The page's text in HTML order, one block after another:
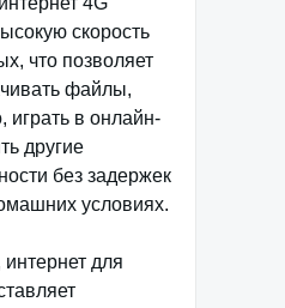
скорость
что позволяет
файлы,
играть в онлайн-
другие
без задержек
условиях.
для